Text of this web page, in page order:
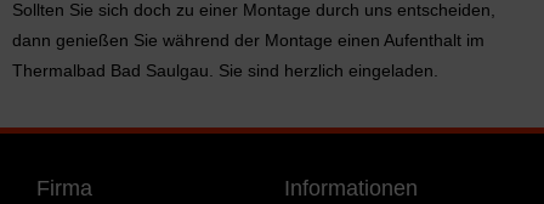
Sollten Sie sich doch zu einer Montage durch uns entscheiden,
dann genießen Sie während der Montage einen Aufenthalt im
Thermalbad Bad Saulgau. Sie sind herzlich eingeladen.
Firma Informationen